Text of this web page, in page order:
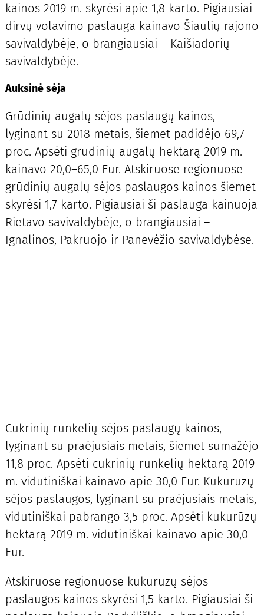
kainos 2019 m. skyrėsi apie 1,8 karto. Pigiausiai
dirvų volavimo paslauga kainavo Šiaulių rajono
savivaldybėje, o brangiausiai – Kaišiadorių
savivaldybėje.
Auksinė sėja
Grūdinių augalų sėjos paslaugų kainos,
lyginant su 2018 metais, šiemet padidėjo 69,7
proc. Apsėti grūdinių augalų hektarą 2019 m.
kainavo 20,0–65,0 Eur. Atskiruose regionuose
grūdinių augalų sėjos paslaugos kainos šiemet
skyrėsi 1,7 karto. Pigiausiai ši paslauga kainuoja
Rietavo savivaldybėje, o brangiausiai –
Ignalinos, Pakruojo ir Panevėžio savivaldybėse.
Cukrinių runkelių sėjos paslaugų kainos,
lyginant su praėjusiais metais, šiemet sumažėjo
11,8 proc. Apsėti cukrinių runkelių hektarą 2019
m. vidutiniškai kainavo apie 30,0 Eur. Kukurūzų
sėjos paslaugos, lyginant su praėjusiais metais,
vidutiniškai pabrango 3,5 proc. Apsėti kukurūzų
hektarą 2019 m. vidutiniškai kainavo apie 30,0
Eur.
Atskiruose regionuose kukurūzų sėjos
paslaugos kainos skyrėsi 1,5 karto. Pigiausiai ši